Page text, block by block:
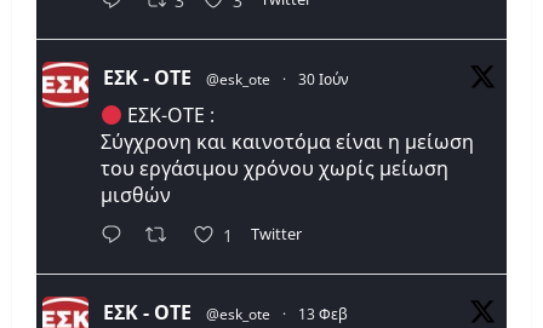
ΕΣΚ - ΟΤΕ @esk_ote · 30 Ιούν
ΕΣΚ-ΟΤΕ :
Σύγχρονη και καινοτόμα είναι η μείωση
του εργάσιμου χρόνου χωρίς μείωση
μισθών
1 Twitter
ΕΣΚ - ΟΤΕ @esk_ote · 13 Φεβ